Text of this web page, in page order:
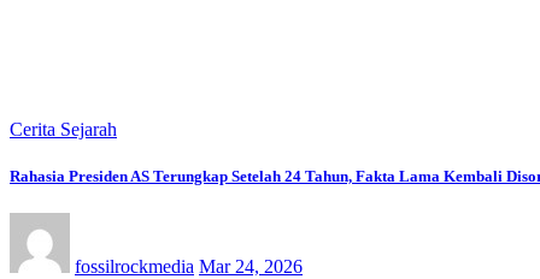
Cerita Sejarah
Rahasia Presiden AS Terungkap Setelah 24 Tahun, Fakta Lama Kembali
fossilrockmedia Mar 24, 2026